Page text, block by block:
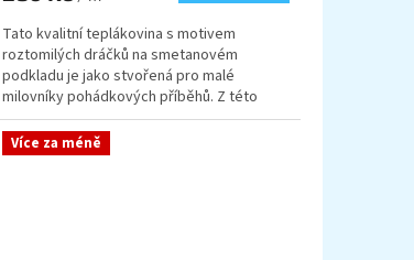
Tato kvalitní teplákovina s motivem
roztomilých dráčků na smetanovém
podkladu je jako stvořená pro malé
milovníky pohádkových příběhů. Z této
jemné teplákoviny vytvoříte...
Více za méně